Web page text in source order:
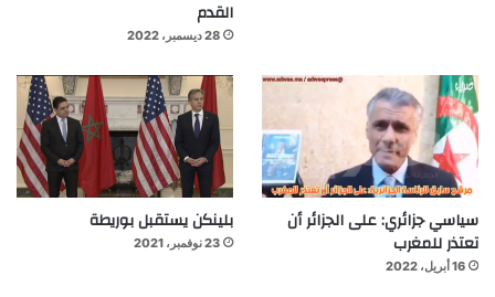
القدم
28 ديسمبر، 2022
سياسي جزائري: على الجزائر أن
تعتذر للمغرب
16 أبريل، 2022
بلينكن يستقبل بوريطة
23 نوفمبر، 2021